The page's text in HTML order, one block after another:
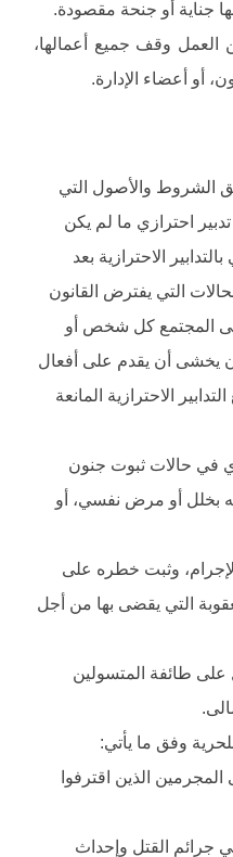
جناية أو جنحة مقصودة.
العمل وقف جميع أعمالها،
أو أعضاء الإدارة.
الشروط والأصول التي
احترازي ما لم يكن
الاحترازية بعد
التي يفترض القانون
المجتمع كل شخص أو
يخشى أن يقدم على أفعال
الاحترازية المانعة
في حالات ثبوت جنون
بخلل أو مرض نفسي، أو
وثبت خطره على
التي يقضى بها من أجل
على طائفة المتسولين
للحرية وفق ما يأتي:
المجرمين الذين اقترفوا
جرائم القتل وإحداث